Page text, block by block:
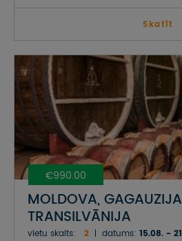
Skatīt
€990.00
MOLDOVA,
TRANSILVĀNIJA
vietu skaits: 2 datums: 15.08. -